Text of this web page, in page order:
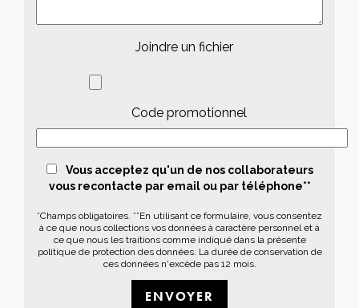
Joindre un fichier
Code promotionnel
Vous acceptez qu'un de nos collaborateurs
vous recontacte par email ou par téléphone**
*Champs obligatoires. **En utilisant ce formulaire, vous consentez
à ce que nous collections vos données à caractère personnel et à
ce que nous les traitions comme indiqué dans la présente
politique de protection des données. La durée de conservation de
ces données n'excède pas 12 mois.